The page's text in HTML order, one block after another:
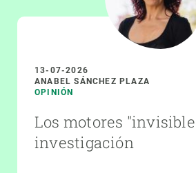
13-07-2026
ANABEL SÁNCHEZ PLAZA
OPINIÓN
Los motores
investigación